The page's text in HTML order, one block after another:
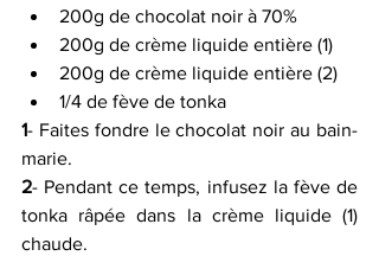
200g de chocolat noir à 70%
200g de crème liquide entière (1)
200g de crème liquide entière (2)
1/4 de fève de tonka
1- Faites fondre le chocolat noir au bain-
marie.
2- Pendant ce temps, infusez la fève de
tonka râpée dans la crème liquide (1)
chaude.